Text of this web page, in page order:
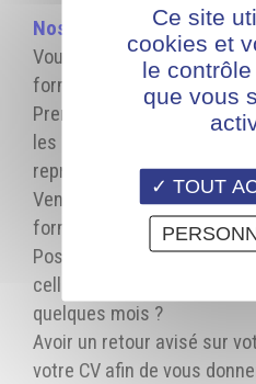
Nos journées immersion
Vous souhaitez découvrir
formations ?
Prendre le temps
les apprenants en
représentation du métier ?
Venir observer en réel ce
formation qui vous
Poser toutes les questions
celles et ceux qui ont été
quelques mois ?
Avoir un retour avisé sur
votre CV afin de vous
Ce site
cookies et
le
que vous
TOUT